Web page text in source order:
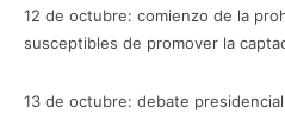
12 de octubre: comienzo de la
susceptibles de promover la
13 de octubre: debate